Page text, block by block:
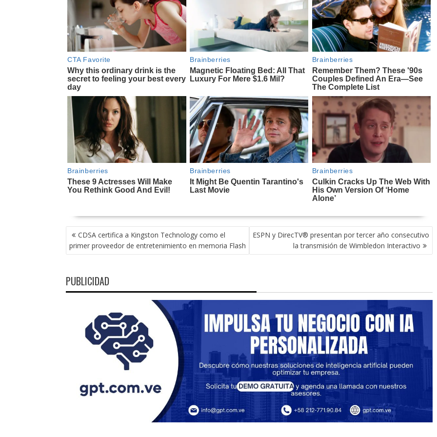
NAVEGACIÓN
DE
ENTRADAS
CDSA certifica a Kingston Technology como el
primer proveedor de entretenimiento en memoria Flash
ESPN y DirecTV® presentan por tercer año consecutivo
la transmisión de Wimbledon Interactivo
PUBLICIDAD